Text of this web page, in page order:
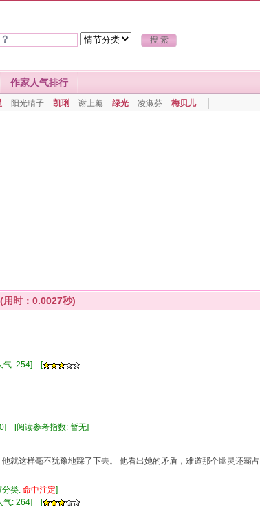
作家人气排行
阳光晴子 凯琍 谢上薰 绿光 凌淑芬 梅贝儿
用时：0.0027秒)
气: 254] [
[阅读参考指数: 暂无]
这样毫不犹豫地踩了下去。 他看出她的矛盾，难道那个幽灵还霸占
类: 命中注定]
气: 264] [